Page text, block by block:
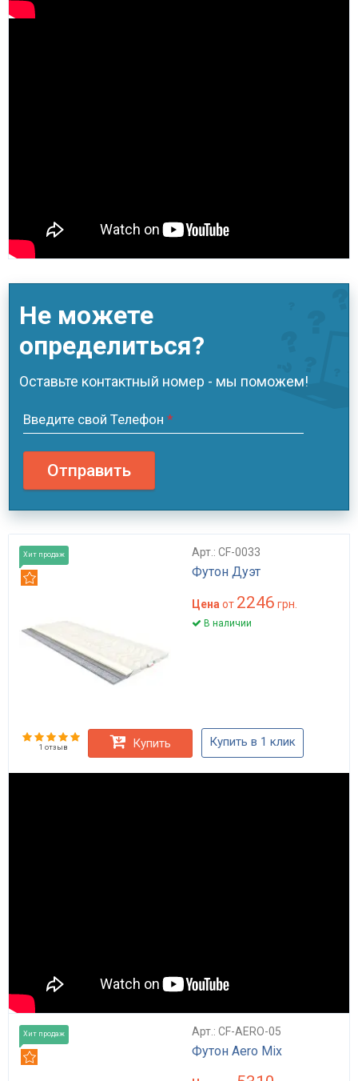
Не можете
определиться?
Оставьте контактный номер - мы поможем!
Введите свой Телефон *
Отправить
Хит продаж Арт.: CF-0033
Футон Дуэт
Цена от 2246 грн.
В наличии
1 отзыв Купить Купить в 1 клик
Хит продаж Арт.: CF-AERO-05
Футон Aero Mix